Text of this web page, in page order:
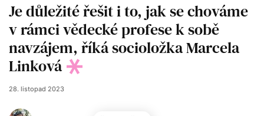
Je důležité řešit i to, jak se chováme
v rámci vědecké profese k sobě
navzájem, říká socioložka Marcela
Linková
28. listopad 2023